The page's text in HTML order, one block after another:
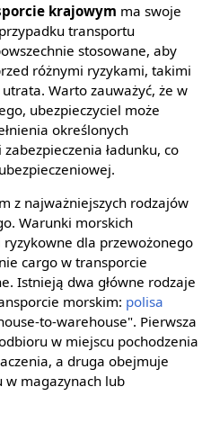
krajowym ma swoje
transportu
stosowane, aby
różnymi ryzykami, takimi
Warto zauważyć, że w
ubezpieczyciel może
określonych
ładunku, co
z najważniejszych rodzajów
Warunki morskich
dla przewożonego
cargo w transporcie
Istnieją dwa główne rodzaje
morskim: polisa
to-warehouse". Pierwsza
w miejscu pochodzenia
a druga obejmuje
w magazynach lub